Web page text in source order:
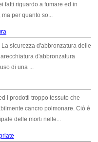
fatti riguardo a fumare ed in
per quanto so...
sicurezza d'abbronzatura delle
d'abbronzatura
di una ...
i prodotti troppo tessuto che
cancro polmonare. Ciò è
delle morti nelle...